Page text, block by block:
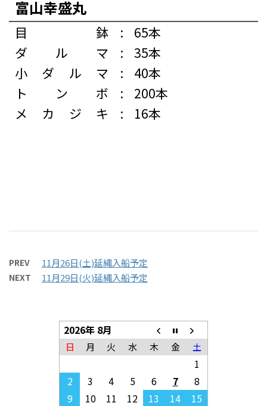
富山幸盛丸
目鉢 :
65本
ダルマ
:
35本
小ダルマ
:
40本
トンボ
:
200本
メカジキ
: 16本
PREV 11月26日(土)延縄入船予定
NEXT 11月29日(火)延縄入船予定
2026年 8月
日 月 火 水 木 金 土
1
2
3 4 5 6 7
8
9
10 11 12 13 14
15